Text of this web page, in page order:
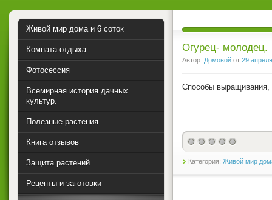
Огурец- молодец.
Автор: Домовой от 29
Способы выращивания,
Категория: Живой мир
Живой мир дома и 6 соток
Комната отдыха
Фотосессия
Всемирная история дачных
культур.
Полезные растения
Книга отзывов
Защита растений
Рецепты и заготовки